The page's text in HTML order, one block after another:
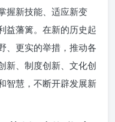
握新技能、适应新变
益藩篱。在新的历史起
、更实的举措，推动各
新、制度创新、文化创
智慧，不断开辟发展新